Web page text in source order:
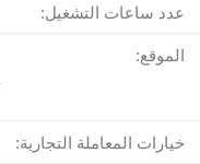
عدد ساعات التشغيل:
الموقع:
خيارات المعاملة التجارية: